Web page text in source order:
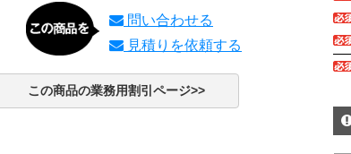
問い合わせる
見積りを依頼する
この商品の業務用割引ページ>>